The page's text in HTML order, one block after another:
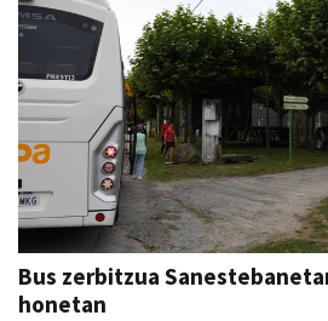
Bus zerbitzua
honetan